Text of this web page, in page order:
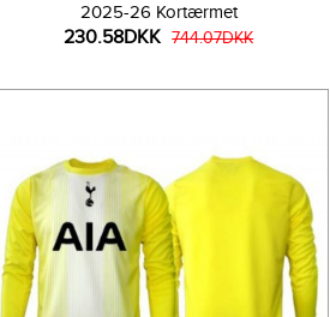
2025-26 Kortærmet
230.58DKK 744.07DKK